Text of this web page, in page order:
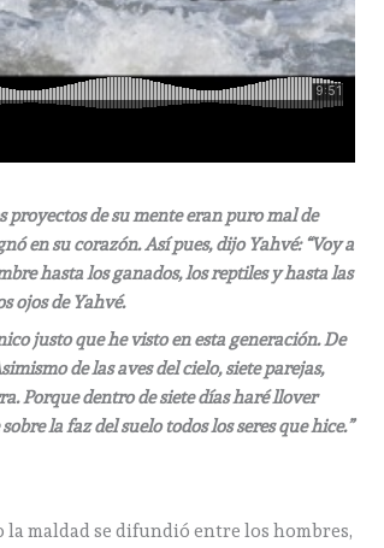
de su mente eran puro mal de
en su corazón. Así pues, dijo Yahvé: “Voy a
hasta los ganados, los reptiles y hasta las
ojos de Yahvé.
justo que he visto en esta generación. De
de las aves del cielo, siete parejas,
Porque dentro de siete días haré llover
la faz del suelo todos los seres que hice.”
maldad se difundió entre los hombres,